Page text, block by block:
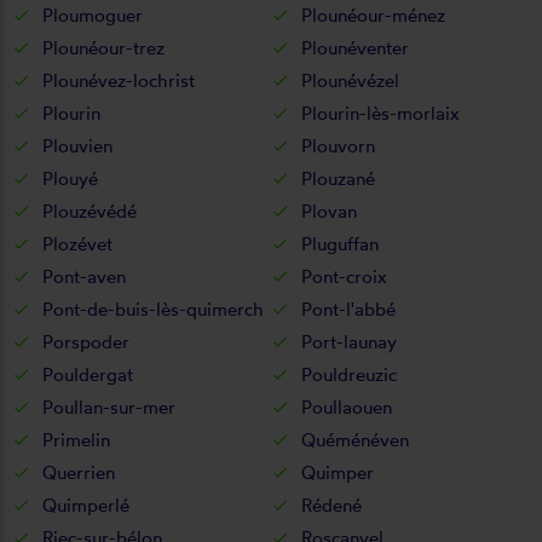
Ploumoguer
Plounéour-ménez
Plounéour-trez
Plounéventer
Plounévez-lochrist
Plounévézel
Plourin
Plourin-lès-morlaix
Plouvien
Plouvorn
Plouyé
Plouzané
Plouzévédé
Plovan
Plozévet
Pluguffan
Pont-aven
Pont-croix
Pont-de-buis-lès-quimerch
Pont-l'abbé
Porspoder
Port-launay
Pouldergat
Pouldreuzic
Poullan-sur-mer
Poullaouen
Primelin
Quéménéven
Querrien
Quimper
Quimperlé
Rédené